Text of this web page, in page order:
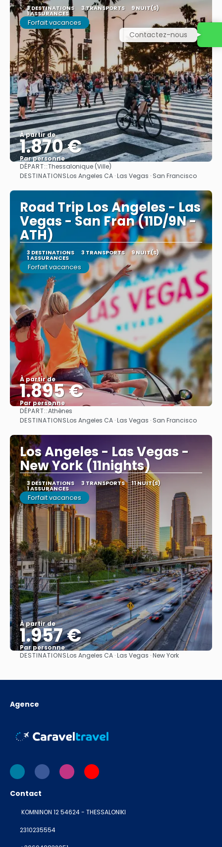
3 DESTINATIONS 3 TRANSPORTS 9 NUIT(S)
1 ASSURANCES
Forfait vacances
À partir de
1.870 €
Par personne
Afficher
DÉPART::Thessalonique (Ville)
DESTINATIONSLos Angeles CA · Las Vegas · San Francisco
Road Trip Los Angeles - Las
Vegas - San Fran (11D/9N -
ATH)
3 DESTINATIONS 3 TRANSPORTS 9 NUIT(S)
1 ASSURANCES
Forfait vacances
À partir de
1.895 €
Par personne
Afficher
DÉPART::Athènes
DESTINATIONSLos Angeles CA · Las Vegas · San Francisco
Los Angeles - Las Vegas -
New York (11nights)
3 DESTINATIONS 3 TRANSPORTS 11 NUIT(S)
1 ASSURANCES
Forfait vacances
À partir de
1.957 €
Par personne
Afficher
DESTINATIONSLos Angeles CA · Las Vegas · New York
Agence
Contact
KOMNINON 12 54624 - THESSALONIKI
2310235554
Contactez-nous